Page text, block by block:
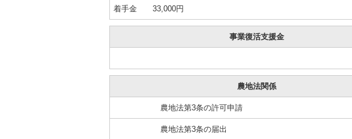
着手金 33,000円
事業復活支援金
農地法関係
農地法第3条の許可申請
農地法第3条の届出